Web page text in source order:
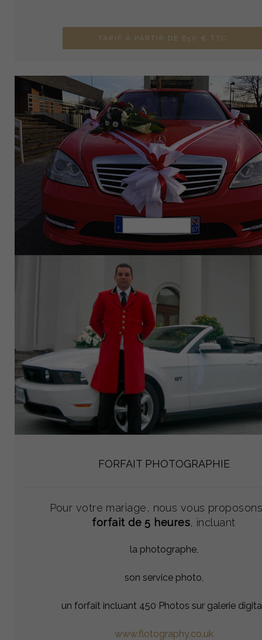
TARIF À PARTIR DE 650 € TTC.
FORFAIT PHOTOGRAPHIE
Pour votre mariage, nous vous
forfait de 5 heures, incluant
la photographe,
son service photo,
un forfait incluant 450 Photos sur galerie
www.flotography.co.uk